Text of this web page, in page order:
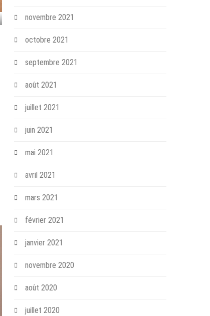
novembre 2021
octobre 2021
septembre 2021
août 2021
juillet 2021
juin 2021
mai 2021
avril 2021
mars 2021
février 2021
janvier 2021
novembre 2020
août 2020
juillet 2020